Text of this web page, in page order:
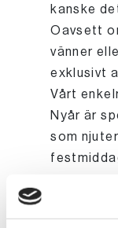
kanske
Oavsett
vänner
exklusivt
Vårt
Nyår är
som